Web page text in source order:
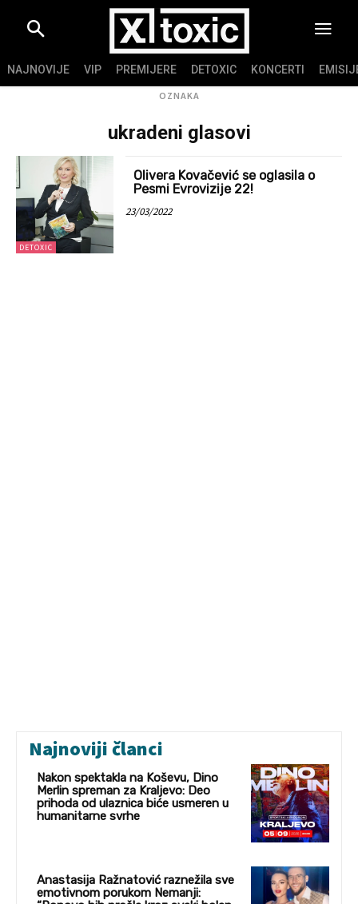
NAJNOVIJE VIP PREMIJERE DETOXIC KONCERTI
OZNAKA
ukradeni glasovi
DETOXIC
Olivera Kovačević se oglasila o
Pesmi Evrovizije 22!
23/03/2022
Najnoviji članci
Nakon spektakla na Koševu, Dino
Merlin spreman za Kraljevo: Deo
prihoda od ulaznica biće usmeren u
humanitarne svrhe
Anastasija Ražnatović raznežila sve
emotivnom porukom Nemanji: